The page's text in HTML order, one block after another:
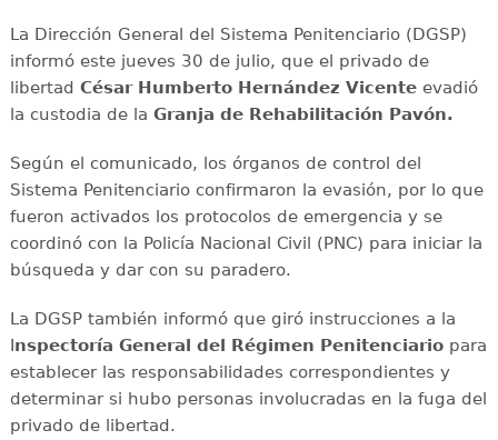
La Dirección General del Sistema Penitenciario (DGSP)
informó este jueves 30 de julio, que el privado de
libertad César Humberto Hernández Vicenteevadió
la custodia de la Granja de Rehabilitación Pavón.
Según el comunicado, los órganos de control del
Sistema Penitenciario confirmaron la evasión, por lo que
fueron activados los protocolos de emergencia y se
coordinó con la Policía Nacional Civil (PNC) para iniciar la
búsqueda y dar con su paradero.
La DGSP también informó que giró instrucciones a la
Inspectoría General del Régimen Penitenciariopara
establecer las responsabilidades correspondientes y
determinar si hubo personas involucradas en la fuga del
privado de libertad.